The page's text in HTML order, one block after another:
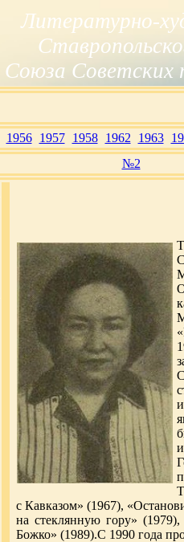
Литературно-
Союза Советских
1956 1957 1958 1962 1963
№2
с Кавказом» (1967),
на стеклянную гору»
Божко» (1989).С 1990 года